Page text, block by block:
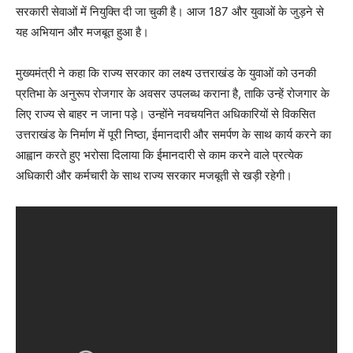
सरकारी सेवाओं में नियुक्ति दी जा चुकी है। आज 187 और युवाओं के जुड़ने से
यह अभियान और मजबूत हुआ है।
मुख्यमंत्री ने कहा कि राज्य सरकार का लक्ष्य उत्तराखंड के युवाओं को उनकी
प्रतिभा के अनुरूप रोजगार के अवसर उपलब्ध कराना है, ताकि उन्हें रोजगार के
लिए राज्य से बाहर न जाना पड़े। उन्होंने नवचयनित अधिकारियों से विकसित
उत्तराखंड के निर्माण में पूरी निष्ठा, ईमानदारी और समर्पण के साथ कार्य करने का
आह्वान करते हुए भरोसा दिलाया कि ईमानदारी से काम करने वाले प्रत्येक
अधिकारी और कर्मचारी के साथ राज्य सरकार मजबूती से खड़ी रहेगी।